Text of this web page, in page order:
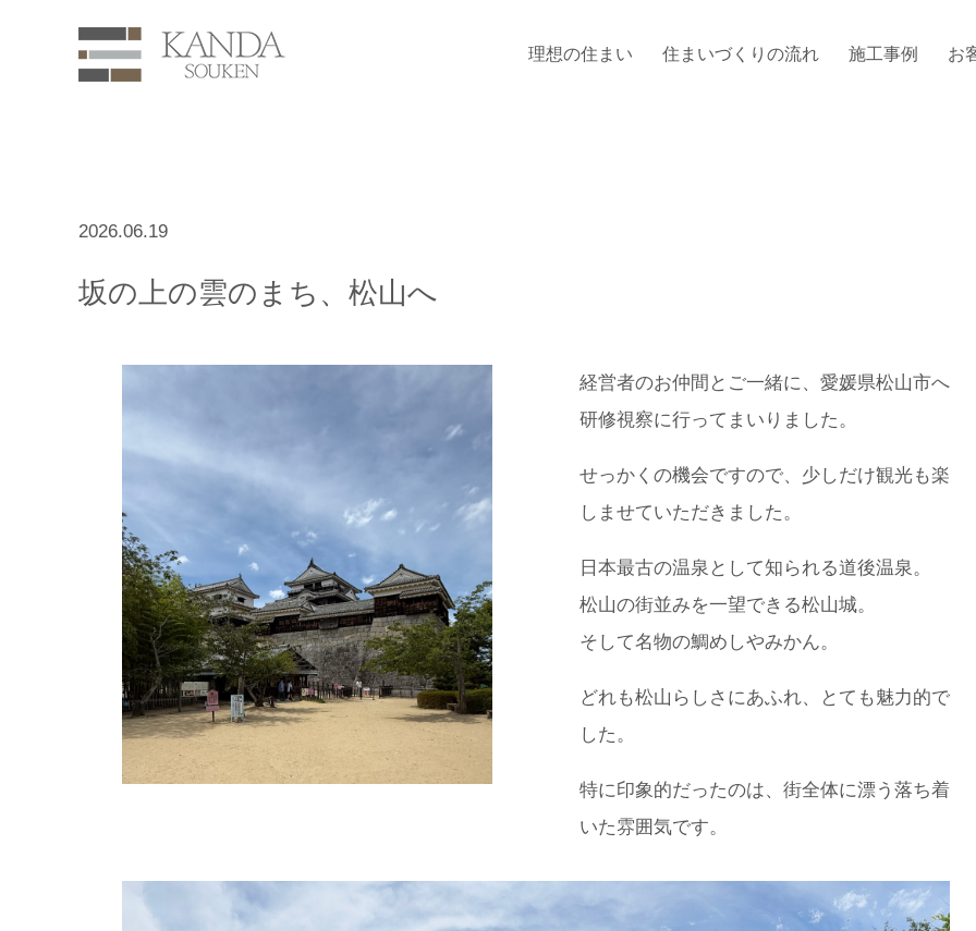
理想の住まい 住まいづくりの流れ 施工事例 お
2026.06.19
坂の上の雲のまち、松山へ
経営者のお仲間とご一緒に、愛媛県松山市へ
研修視察に行ってまいりました。
せっかくの機会ですので、少しだけ観光も楽
しませていただきました。
日本最古の温泉として知られる道後温泉。
松山の街並みを一望できる松山城。
そして名物の鯛めしやみかん。
どれも松山らしさにあふれ、とても魅力的で
した。
特に印象的だったのは、街全体に漂う落ち着
いた雰囲気です。